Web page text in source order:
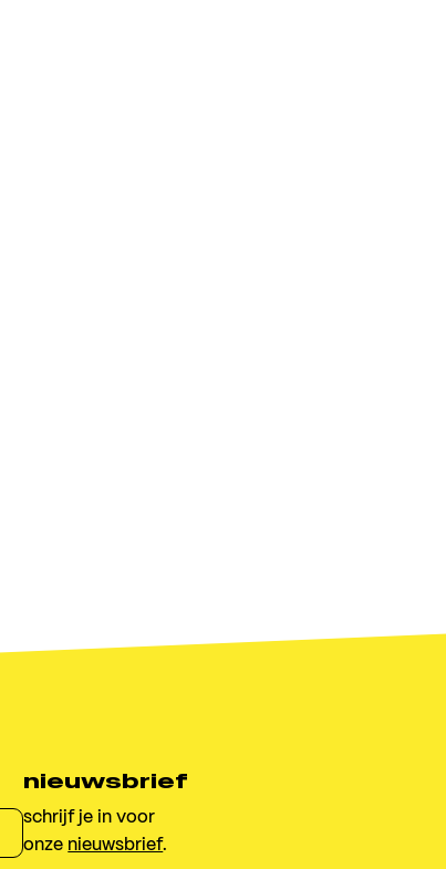
nieuwsbrief
schrijf je in voor
onze nieuwsbrief.